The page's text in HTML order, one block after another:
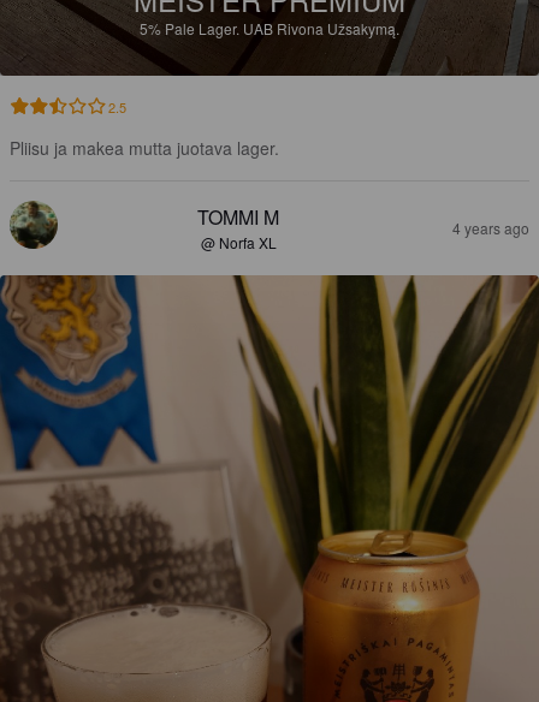
5% Pale Lager. UAB Rivona Užsakymą.
2.5
Pliisu ja makea mutta juotava lager.
TOMMI M
@ Norfa XL
4 years ago